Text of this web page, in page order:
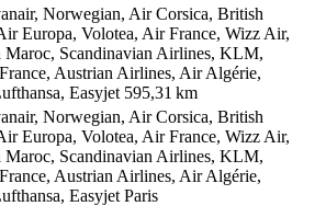
Norwegian, Air Corsica, British
Europa, Volotea, Air France, Wizz Air,
Maroc, Scandinavian Airlines, KLM,
Austrian Airlines, Air Algérie,
Easyjet 595,31 km
Norwegian, Air Corsica, British
Europa, Volotea, Air France, Wizz Air,
Maroc, Scandinavian Airlines, KLM,
Austrian Airlines, Air Algérie,
Easyjet Paris